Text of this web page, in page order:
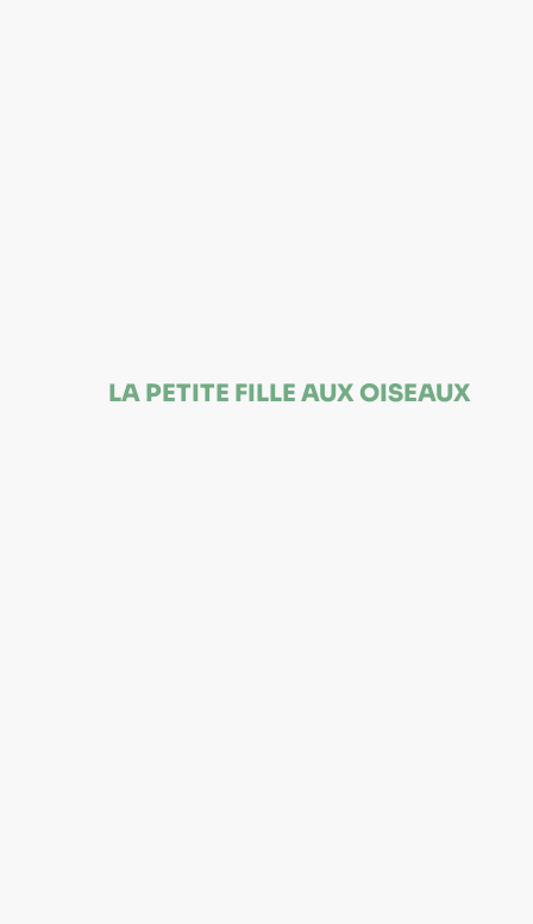
LA PETITE FILLE AUX OISEAUX